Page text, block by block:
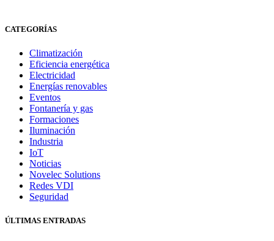
CATEGORÍAS
Climatización
Eficiencia energética
Electricidad
Energías renovables
Eventos
Fontanería y gas
Formaciones
Iluminación
Industria
IoT
Noticias
Novelec Solutions
Redes VDI
Seguridad
ÚLTIMAS ENTRADAS